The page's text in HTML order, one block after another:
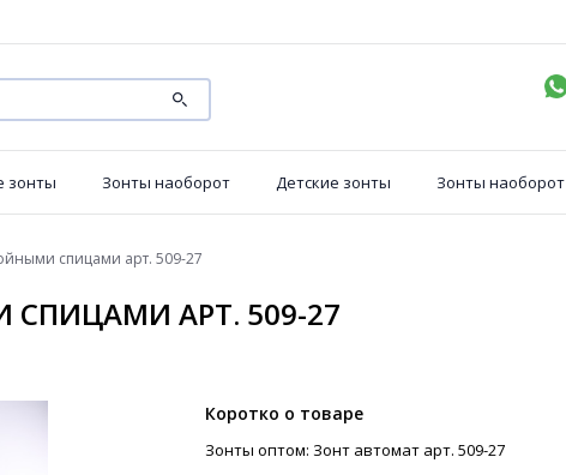
зонты Зонты наоборот Детские зонты Зонты наоборот
спицами арт. 509-27
АРТ. 509-27
Коротко о товаре
Зонты оптом: Зонт автомат арт. 509-27